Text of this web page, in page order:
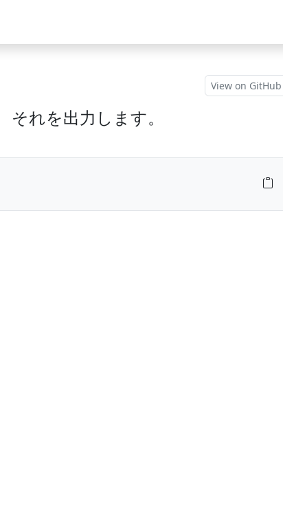
View on GitHub
れを出力します。